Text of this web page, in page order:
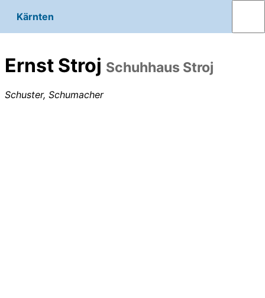
Kärnten
Ernst Stroj Schuhhaus Stroj
Schuster, Schumacher